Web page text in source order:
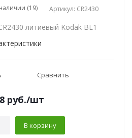
(19) Артикул: CR2430
литиевый Kodak BL1
Сравнить
руб./шт
В корзину